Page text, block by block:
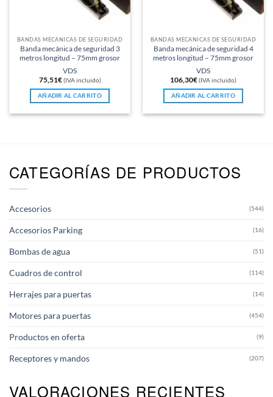
BANDAS MECÁNICAS DE SEGURIDAD
Banda mecánica de seguridad 3
metros longitud – 75mm grosor
VDS
75,51€ (IVA incluido)
AÑADIR AL CARRITO
BANDAS MECÁNICAS DE SEGURIDAD
Banda mecánica de seguridad 4
metros longitud – 75mm grosor
VDS
106,30€(IVA incluido)
AÑADIR AL CARRITO
CATEGORÍAS DE PRODUCTOS
Accesorios (544)
Accesorios Parking (16)
Bombas de agua (51)
Cuadros de control (114)
Herrajes para puertas (14)
Motores para puertas (454)
Productos en oferta (9)
Receptores y mandos (207)
VALORACIONES RECIENTES